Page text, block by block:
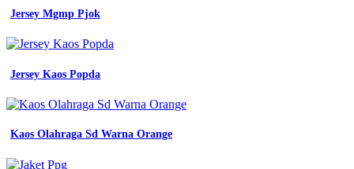
Jersey Mgmp Pjok
Jersey Kaos Popda
Kaos Olahraga Sd Warna Orange